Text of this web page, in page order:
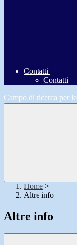
Contatti
Contatti
Campo di ricerca per
Home >
Altre info
Altre info